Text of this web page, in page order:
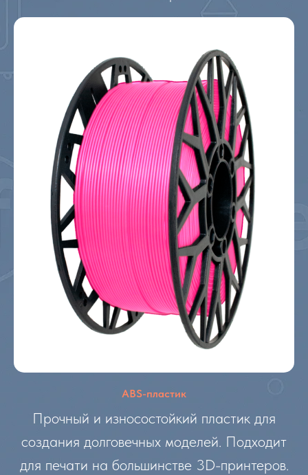
ABS-пластик
Прочный и износостойкий пластик для
создания долговечных моделей. Подходит
для печати на большинстве 3D-принтеров.